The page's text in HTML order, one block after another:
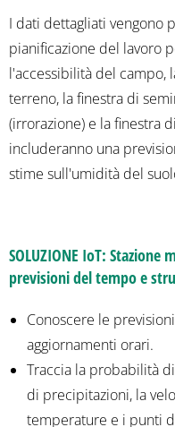
I dati dettagliati vengono
pianificazione del lavoro
l'accessibilità del campo,
terreno, la finestra di
(irrorazione) e la finestra
includeranno una
stime sull'umidità del
SOLUZIONE IoT:
previsioni del tempo e
Conoscere le
aggiornamenti orari.
Traccia la probabilità
di precipitazioni, la
temperature e i punti